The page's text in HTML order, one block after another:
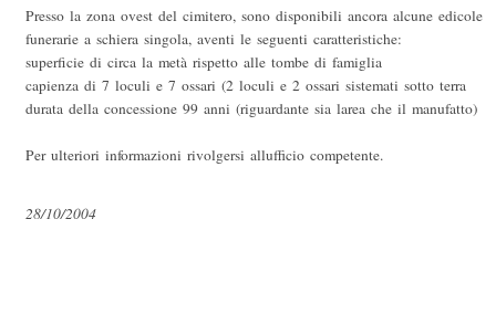
Presso la zona ovest del cimitero, sono disponibili ancora alcune edicole
funerarie a schiera singola, aventi le seguenti caratteristiche:
superficie di circa la metà rispetto alle tombe di famiglia
capienza di 7 loculi e 7 ossari (2 loculi e 2 ossari sistemati sotto terra
durata della concessione 99 anni (riguardante sia larea che il manufatto)
Per ulteriori informazioni rivolgersi allufficio competente.
28/10/2004